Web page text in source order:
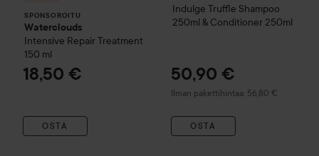
SPONSOROITU
Waterclouds
Intensive Repair Treatment
150 ml
18,50 €
OSTA
Indulge Truffle Shampoo
250ml & Conditioner 250ml
50,90 €
Ilman pakettihintaa: 56,80 €
OSTA